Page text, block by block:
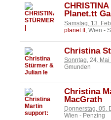
CHRISTINA
Planet.tt
Samstag, 13.
planet.tt, Wien -
Christina
Sonntag, 24.
Gmunden
Christina
MacGrath
Donnerstag, 05.
Wien - Penzing